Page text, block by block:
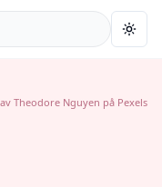
Theodore Nguyen på Pexels